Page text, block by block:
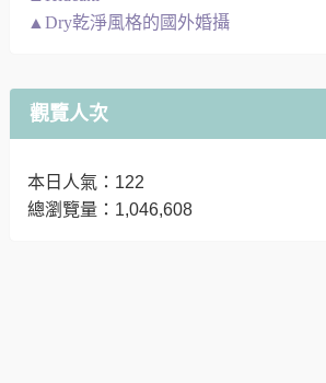
▲Dry乾淨風格的國外婚攝
觀覽人次
本日人氣：122
總瀏覽量：1,046,608